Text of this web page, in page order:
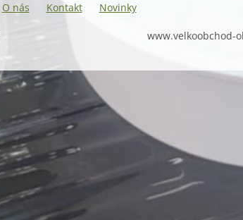
O nás Kontakt Novinky
www.velkoobchod-